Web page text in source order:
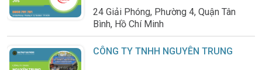
24 Giải Phóng, Phường 4, Quận Tân
Bình, Hồ Chí Minh
CÔNG TY TNHH NGUYÊN TRUNG